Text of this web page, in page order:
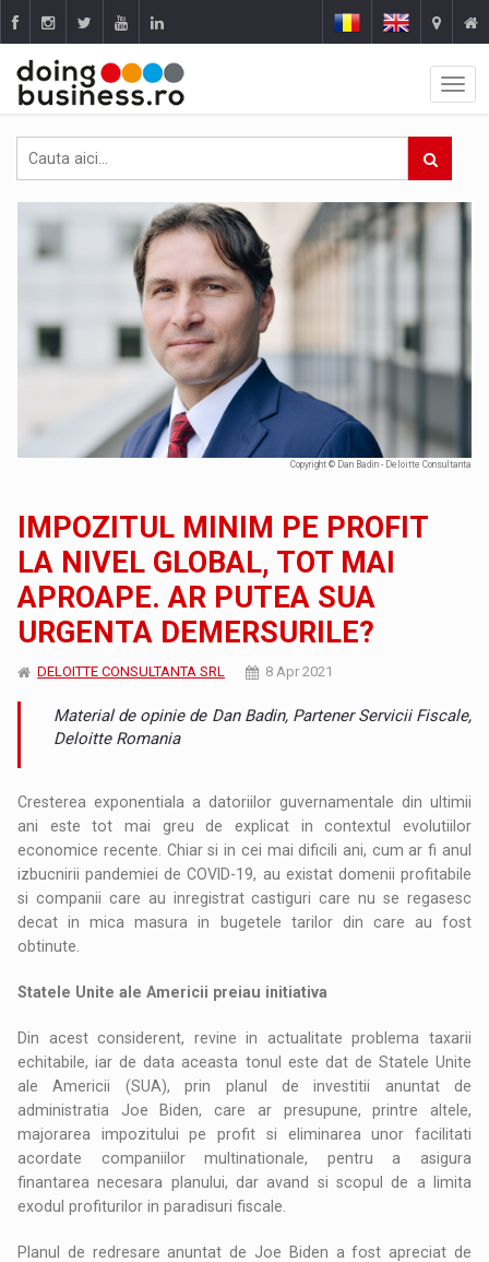
Copyright © Dan Badin - Deloitte Consultanta
IMPOZITUL MINIM PE PROFIT
LA NIVEL GLOBAL, TOT MAI
APROAPE. AR PUTEA SUA
URGENTA DEMERSURILE?
DELOITTE CONSULTANTA SRL 8 Apr 2021
Material de opinie de Dan Badin, Partener Servicii Fiscale,
Deloitte Romania
Cresterea exponentiala a datoriilor guvernamentale din ultimii
ani este tot mai greu de explicat in contextul evolutiilor
economice recente. Chiar si in cei mai dificili ani, cum ar fi anul
izbucnirii pandemiei de COVID-19, au existat domenii profitabile
si companii care au inregistrat castiguri care nu se regasesc
decat in mica masura in bugetele tarilor din care au fost
obtinute.
Statele Unite ale Americii preiau initiativa
Din acest considerent, revine in actualitate problema taxarii
echitabile, iar de data aceasta tonul este dat de Statele Unite
ale Americii (SUA), prin planul de investitii anuntat de
administratia Joe Biden, care ar presupune, printre altele,
majorarea impozitului pe profit si eliminarea unor facilitati
acordate companiilor multinationale, pentru a asigura
finantarea necesara planului, dar avand si scopul de a limita
exodul profiturilor in paradisuri fiscale.
Planul de redresare anuntat de Joe Biden a fost apreciat de